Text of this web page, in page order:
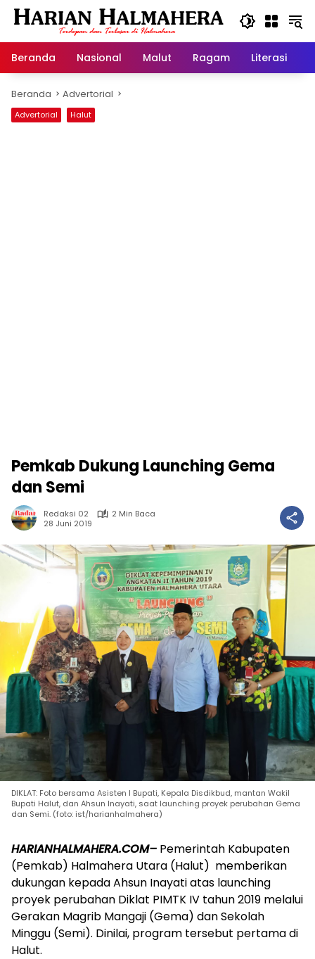
Langsung
Beranda
Nasional Malut Ragam Literasi
Beranda Advertorial
Advertorial Halut
Pemkab Dukung Launching Gema
dan Semi
Redaksi 02
2 Min Baca
28 Juni 2019
DIKLAT: Foto bersama Asisten I Bupati, Kepala Disdikbud, mantan Wakil
Bupati Halut, dan Ahsun Inayati, saat launching proyek perubahan Gema
dan Semi. (foto: ist/harianhalmahera)
HARIANHALMAHERA.COM– Pemerintah Kabupaten
(Pemkab) Halmahera Utara (Halut) memberikan
dukungan kepada Ahsun Inayati atas launching
proyek perubahan Diklat PIMTK IV tahun 2019 melalui
Gerakan Magrib Mangaji (Gema) dan Sekolah
Minggu (Semi). Dinilai, program tersebut pertama di
Halut.